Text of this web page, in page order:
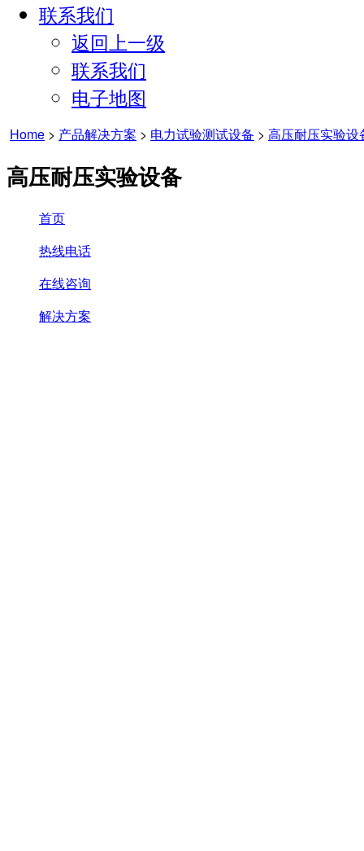
联系我们
返回上一级
联系我们
电子地图
Home > 产品解决方案 > 电力试验测试设备 > 高压耐压实验设
高压耐压实验设备
首页
热线电话
在线咨询
解决方案